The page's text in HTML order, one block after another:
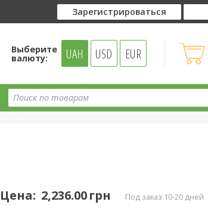
Зарегистрироваться
Выберите
валюту: UAH USD EUR
Цена: 2,236.00 грн под заказ 10-20 дней